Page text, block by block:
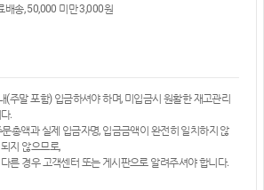
배송, 50,000 미만 3,000원
(주말 포함) 입금하셔야 하며, 미입금시 원활한 재고관리
.
총액과 실제 입금자명, 입금금액이 완전히 일치하지 않
지 않으므로,
른 경우 고객센터 또는 게시판으로 알려주셔야 합니다.